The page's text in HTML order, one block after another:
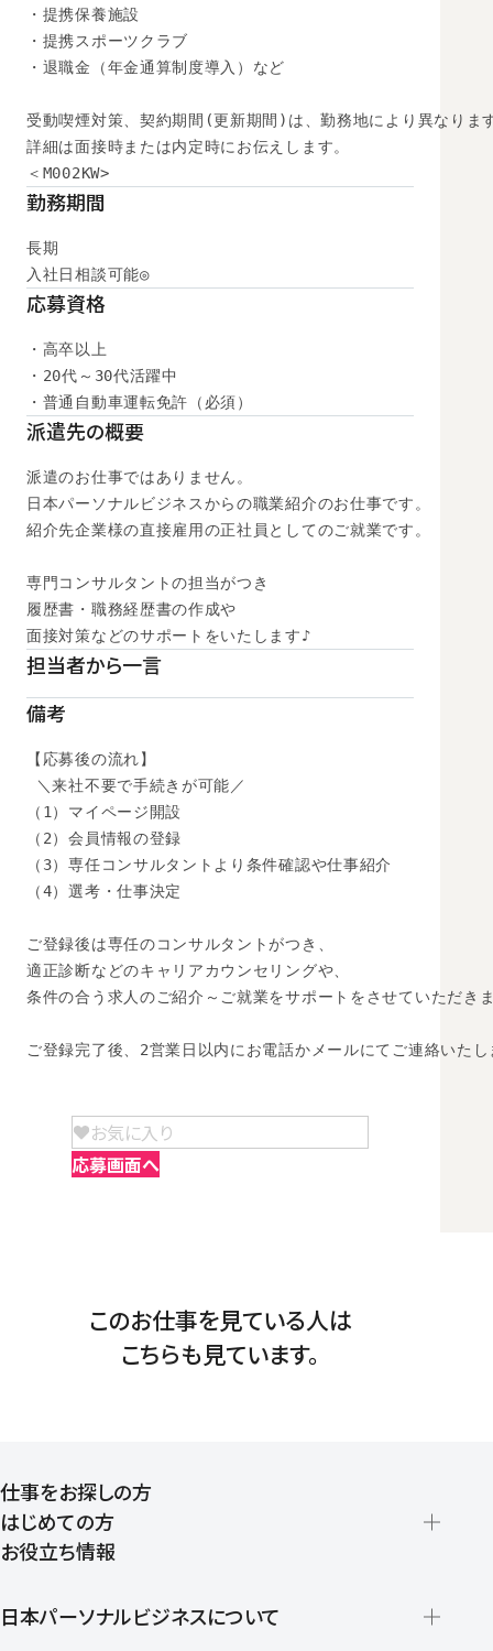
・提携保養施設
・提携スポーツクラブ
・退職金（年金通算制度導入）など
受動喫煙対策、契約期間(更新期間)は、勤務地により異なりま
詳細は面接時または内定時にお伝えします。
＜M002KW>
勤務期間
長期
入社日相談可能◎
応募資格
・高卒以上
・20代～30代活躍中
・普通自動車運転免許（必須）
派遣先の概要
派遣のお仕事ではありません。
日本パーソナルビジネスからの職業紹介のお仕事です。
紹介先企業様の直接雇用の正社員としてのご就業です。
専門コンサルタントの担当がつき
履歴書・職務経歴書の作成や
面接対策などのサポートをいたします♪
担当者から一言
備考
【応募後の流れ】
＼来社不要で手続きが可能／
（1）マイページ開設
（2）会員情報の登録
（3）専任コンサルタントより条件確認や仕事紹介
（4）選考・仕事決定
ご登録後は専任のコンサルタントがつき、
適正診断などのキャリアカウンセリングや、
条件の合う求人のご紹介～ご就業をサポートをさせていただき
ご登録完了後、2営業日以内にお電話かメールにてご連絡いたし
お気に入り
応募画面へ
このお仕事を見ている人は
こちらも見ています。
仕事をお探しの方
はじめての方
登録から就業開始までの流れ
お役立ち情報
日本パーソナルビジネスについて